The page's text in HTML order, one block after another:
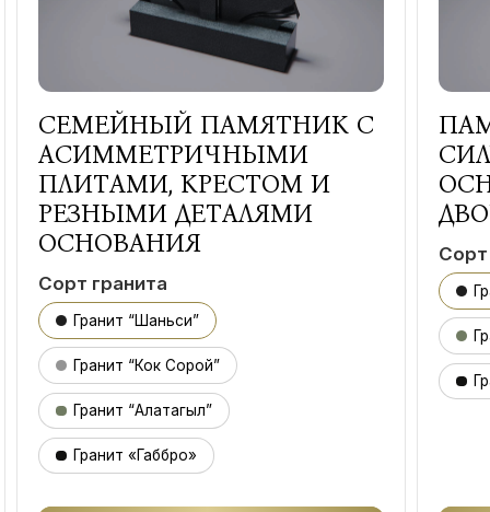
СЕМЕЙНЫЙ ПАМЯТНИК С
АСИММЕТРИЧНЫМИ
ПЛИТАМИ, КРЕСТОМ И
РЕЗНЫМИ ДЕТАЛЯМИ
ОСНОВАНИЯ
Сорт гранита
Гранит “Шаньси”
Гранит “Кок Сорой”
Гранит “Алатагыл”
Гранит «Габбро»
Сорт